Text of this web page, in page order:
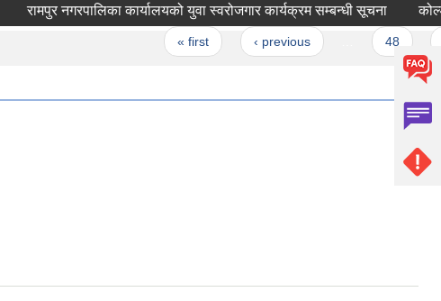
रामपुर नगरपालिका कार्यालयको युवा स्वरोजगार कार्यक्रम सम्बन्धी सूचना कोल्ड
‹ previous …